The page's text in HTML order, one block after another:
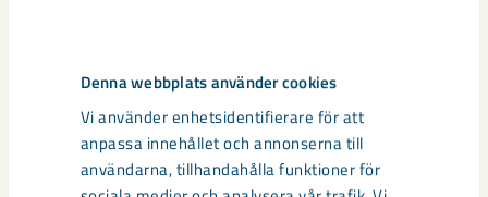
Denna webbplats använder cookies
Vi använder enhetsidentifierare för att
anpassa innehållet och annonserna till
användarna, tillhandahålla funktioner för
Snart dags för inflyttning på
Vägmästaren
På Hedenområdet i Gällivare växer kvarteret Vägmästaren